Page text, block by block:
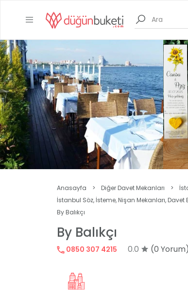
Anasayfa > Diğer Davet Mekanları >
İstanbul Söz, İsteme, Nişan Mekanları, Davet
By Balıkçı
By Balıkçı
0850 307 4215 0.0 (0 Yorum)